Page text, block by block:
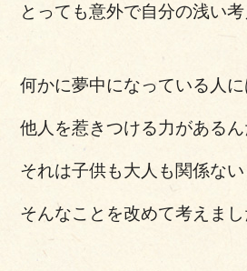
とっても意外で自分の浅い
何かに夢中になっている人に
他人を惹きつける力がある
それは子供も大人も関係ない
そんなことを改めて考えまし